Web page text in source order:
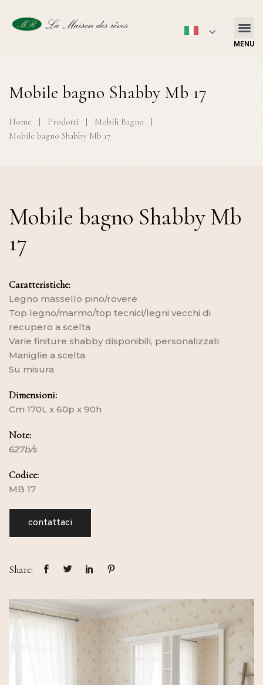
MENU
Mobile bagno Shabby Mb 17
Home | Prodotti | Mobili Bagno
|
Mobile bagno Shabby Mb 17
Mobile bagno Shabby Mb
17
Caratteristiche:
Legno massello pino/rovere
Top legno/marmo/top tecnici/legni vecchi di
recupero a scelta
Varie finiture shabby disponibili, personalizzati
Maniglie a scelta
Su misura
Dimensioni:
Cm 170L x 60p x 90h
Note:
627b/s
Codice:
MB 17
contattaci
Share: